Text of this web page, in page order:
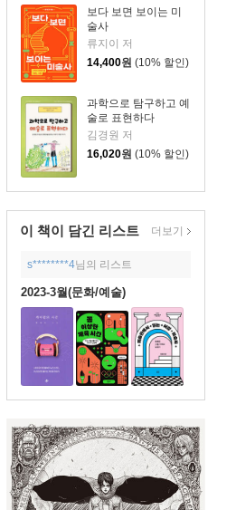
보다 보면 보이는 미
술사
류지이 저
14,400원 (10% 할인)
과학으로 탐구하고 예
술로 표현하다
김경원 저
16,020원 (10% 할인)
이 책이 담긴 리스트 더보기
s********4님의 리스트
2023-3월(문화/예술)